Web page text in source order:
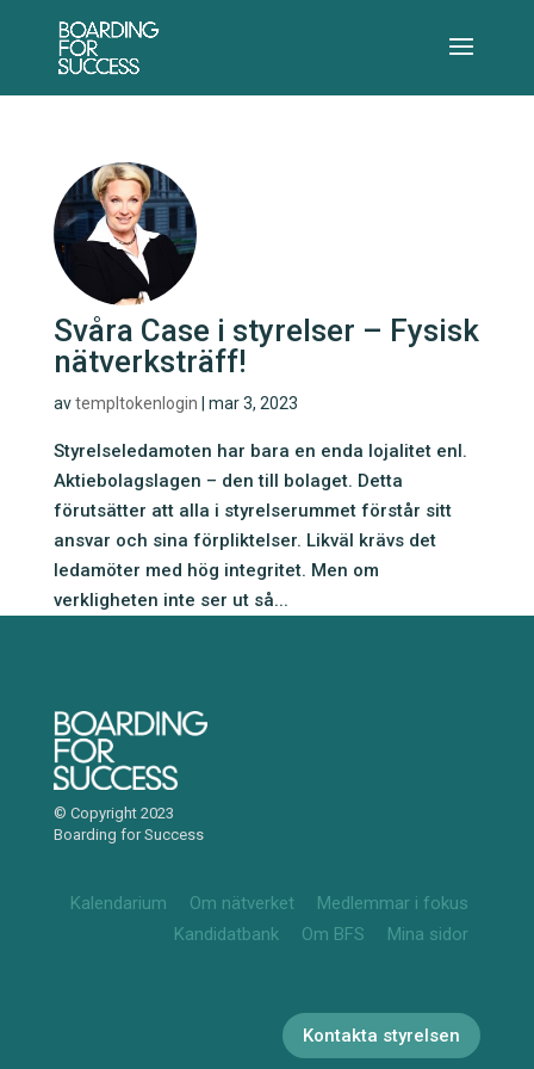
Svåra Case i styrelser – Fysisk
nätverksträff!
avtempltokenlogin mar 3, 2023
Styrelseledamoten har bara en enda lojalitet enl.
Aktiebolagslagen – den till bolaget. Detta
förutsätter att alla i styrelserummet förstår sitt
ansvar och sina förpliktelser. Likväl krävs det
ledamöter med hög integritet. Men om
verkligheten inte ser ut så...
© Copyright 2023
Boarding for Success
Kalendarium Om nätverket
Medlemmar i fokus
Kandidatbank
Om BFS Mina sidor
Kontakta styrelsen